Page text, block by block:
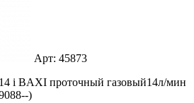
Арт: 45873
i BAXI проточный газовый14л/мин
)